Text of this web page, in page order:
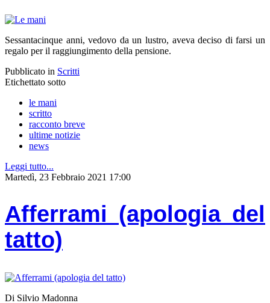
Sessantacinque anni, vedovo da un lustro, aveva deciso di farsi un
regalo per il raggiungimento della pensione.
Pubblicato in Scritti
Etichettato sotto
le mani
scritto
racconto breve
ultime notizie
news
Leggi tutto...
Martedì, 23 Febbraio 2021 17:00
Afferrami (apologia del
tatto)
Di Silvio Madonna